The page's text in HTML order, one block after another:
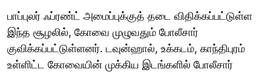
பாப்புலர் ஃப்ரண்ட் அமைப்புக்குத் தடை விதிக்கப்பட்டுள்ள
இந்த சூழலில், கோவை முழுவதும் போலீசார்
குவிக்கப்பட்டுள்ளனர். டவுன்ஹால், உக்கடம், காந்திபுரம்
உள்ளிட்ட கோவையின் முக்கிய இடங்களில் போலீசார்